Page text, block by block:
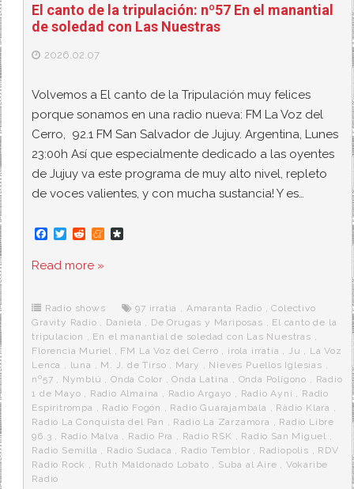
El canto de la tripulación: nº57 En el manantial
de soledad con Las Nuestras
2026.02.07
Volvemos a El canto de la Tripulación muy felices
porque sonamos en una radio nueva: FM La Voz del
Cerro, 92.1 FM San Salvador de Jujuy. Argentina, Lunes
23:00h Así que especialmente dedicado a las oyentes
de Jujuy va este programa de muy alto nivel, repleto
de voces valientes, y con mucha sustancia! Y es…
F
e
o
k
T
t
r
R
d
M
e
r
a
Read more »
Radio shows 97 irratia , Amaranta Radio ,Colectivo
Gravity Radio , Daniela , De Orugas y Mariposas , El canto de la
tripulacion , En el manantial de soledad con Las Nuestras ,
Florencia Muriel , FM La Voz del Cerro , irola irratia , Ju , La Voz
Lenca , luna , M. J. de Tirso , Mary , Nieves Puellos Iglesias ,
nº57 , Nymblú ,Onda Color ,Onda Latina , Onda Polígono , Radio
1 de Mayo , Radio Almaina , Radio Argayo , Radio Ayni , Radio
Espiritrompa , Radio Fogón , Radio Guarajambala , Ràdio Klara ,
Radio La Conquista del Pan , Radio La Zarzamora , Radio Libre
96.3 , Radio Malva , Radio Pra , Radio RSK , Radio San Miguel ,
Radio Semilla , Radio Sudaca , Radio Temblor , Radiopolis , RDV
Radio Rock , Ruth Maldonado Lobato , Suba al Aire , Vokaribe
Radio